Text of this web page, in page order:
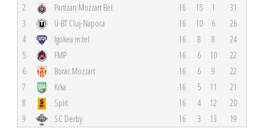
2
Partizan Mozzart Bet 16 15 1
31
3
U-BT Cluj-Napoca 16 10 6
26
4
Igokea m:tel 16 8 8
24
5
FMP 16 6 10
22
6
Borac Mozzart 16 6 9
22
7
Krka 16 5 11
21
8
Split 16 4 12
20
9
SC Derby 16 3 13 19